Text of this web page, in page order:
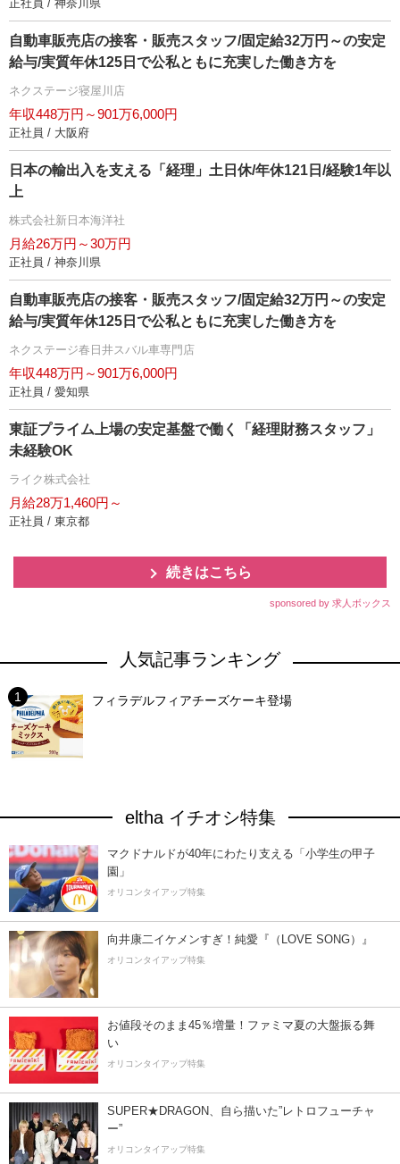
正社員 / 神奈川県
自動車販売店の接客・販売スタッフ/固定給32万円～の安定
給与/実質年休125日で公私ともに充実した働き方を
ネクステージ寝屋川店
年収448万円～901万6,000円
正社員 / 大阪府
日本の輸出入を支える「経理」土日休/年休121日/経験1年以
上
株式会社新日本海洋社
月給26万円～30万円
正社員 / 神奈川県
自動車販売店の接客・販売スタッフ/固定給32万円～の安定
給与/実質年休125日で公私ともに充実した働き方を
ネクステージ春日井スバル車専門店
年収448万円～901万6,000円
正社員 / 愛知県
東証プライム上場の安定基盤で働く「経理財務スタッフ」
未経験OK
ライク株式会社
月給28万1,460円～
正社員 / 東京都
続きはこちら
sponsored by 求人ボックス
人気記事ランキング
フィラデルフィアチーズケーキ登場
eltha イチオシ特集
マクドナルドが40年にわたり支える「小学生の甲子
園」
オリコンタイアップ特集
向井康二イケメンすぎ！純愛『（LOVE SONG）』
オリコンタイアップ特集
お値段そのまま45％増量！ファミマ夏の大盤振る舞
い
オリコンタイアップ特集
SUPER★DRAGON、自ら描いた”レトロフューチャ
ー”
オリコンタイアップ特集